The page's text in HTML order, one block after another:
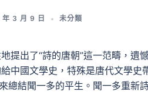
3 月 9 日 未分類
提出了“詩的唐朝”這一范疇，
中國文學史，特殊是唐代文學史
總結聞一多的平生。聞一多重